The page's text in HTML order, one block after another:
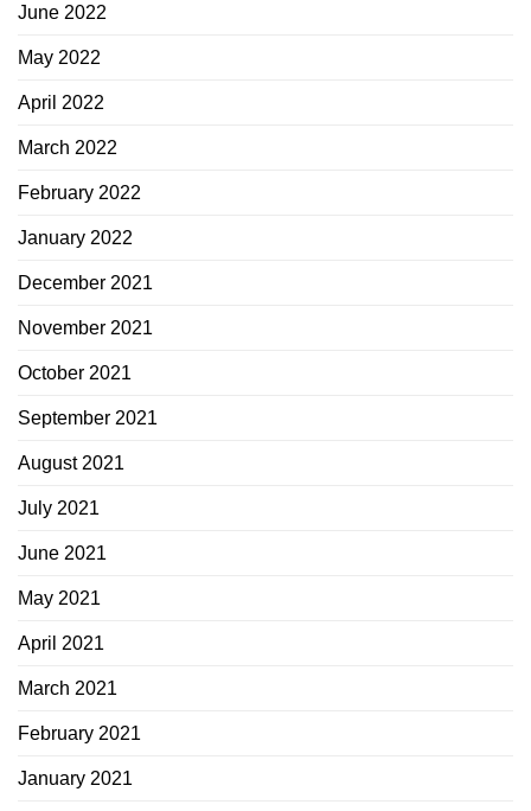
June 2022
May 2022
April 2022
March 2022
February 2022
January 2022
December 2021
November 2021
October 2021
September 2021
August 2021
July 2021
June 2021
May 2021
April 2021
March 2021
February 2021
January 2021